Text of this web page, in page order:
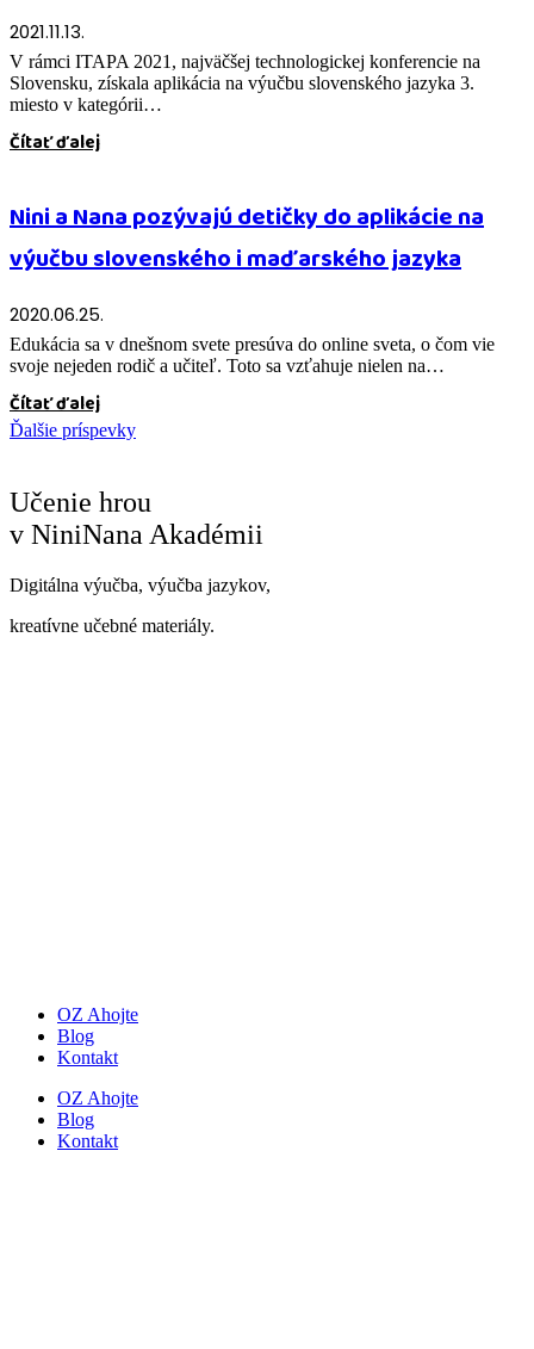
2021.11.13.
V rámci ITAPA 2021, najväčšej technologickej konferencie na
Slovensku, získala aplikácia na výučbu slovenského jazyka 3.
miesto v kategórii…
Čítať ďalej
Nini a Nana pozývajú detičky do aplikácie na
výučbu slovenského i maďarského jazyka
2020.06.25.
Edukácia sa v dnešnom svete presúva do online sveta, o čom vie
svoje nejeden rodič a učiteľ. Toto sa vzťahuje nielen na…
Čítať ďalej
Ďalšie príspevky
Učenie hrou
v NiniNana Akadémii
Digitálna výučba, výučba jazykov,
kreatívne učebné materiály.
OZ Ahojte
Blog
Kontakt
OZ Ahojte
Blog
Kontakt